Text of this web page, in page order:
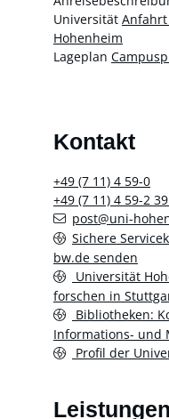
Universität
Hohenheim
Lageplan
Kontakt
+49 (7 11) 4 59-0
+49 (7 11) 4 59-2 39
post@uni-
Sichere
bw.de senden
Universität
forschen in
Bibliotheken:
Informations- und
Profil der
Leistungen